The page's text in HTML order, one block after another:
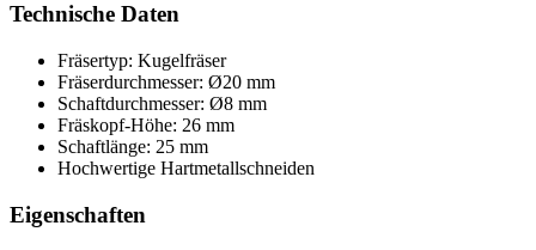
Technische Daten
Fräsertyp: Kugelfräser
Fräserdurchmesser: Ø20 mm
Schaftdurchmesser: Ø8 mm
Fräskopf-Höhe: 26 mm
Schaftlänge: 25 mm
Hochwertige Hartmetallschneiden
Eigenschaften